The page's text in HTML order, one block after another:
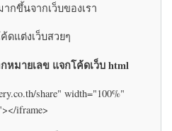
กขึ้นจากเว็บของเรา
ดแต่งเว็บสวยๆ
มายเลข แจกโค้ดเว็บ html
share" width="100%"
iframe>